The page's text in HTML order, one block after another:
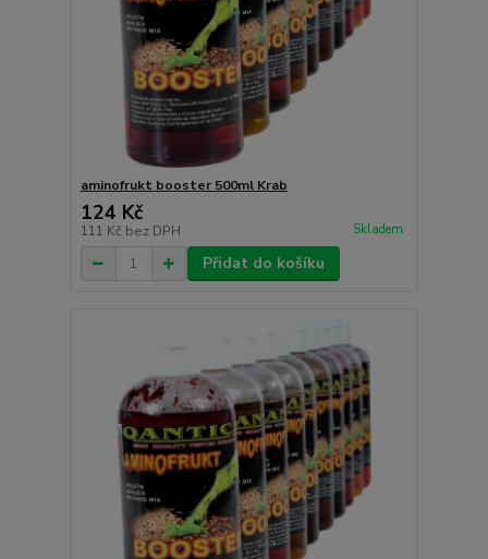
aminofrukt booster 500ml Krab
124 Kč
111 Kč bez DPH Skladem
Přidat do košíku